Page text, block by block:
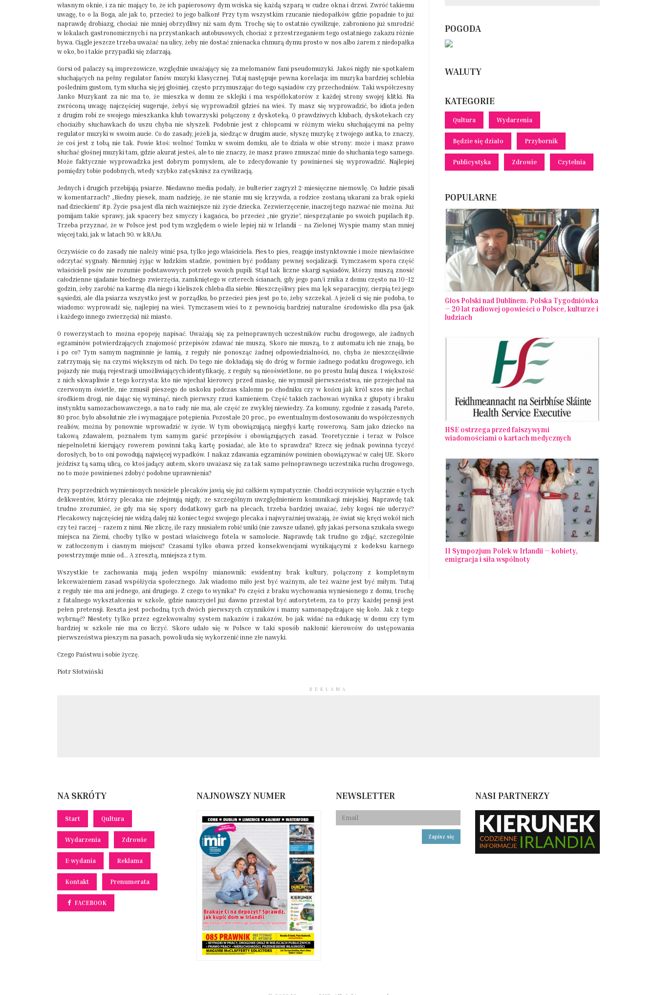
własnym oknie, i za nic mający to, że ich papierosowy dym wciska się każdą szparą w cudze okna i drzwi. Zwróć takiemu
uwagę, to o la Boga, ale jak to, przecież to jego balkon! Przy tym wszystkim rzucanie niedopałków gdzie popadnie to już
naprawdę drobiazg, chociaż nie mniej obrzydliwy niż sam dym. Trochę się to ostatnio cywilizuje, zabroniono już smrodzić
w lokalach gastronomicznych i na przystankach autobusowych, chociaż z przestrzeganiem tego ostatniego zakazu różnie
bywa. Ciągle jeszcze trzeba uważać na ulicy, żeby nie dostać znienacka chmurą dymu prosto w nos albo żarem z niedopałka
w oko, bo i takie przypadki się zdarzają.
Gorsi od palaczy są imprezowicze, względnie uważający się za melomanów fani pseudomuzyki. Jakoś nigdy nie spotkałem
słuchających na pełny regulator fanów muzyki klasycznej. Tutaj następuje pewna korelacja: im muzyka bardziej schlebia
poślednim gustom, tym słucha się jej głośniej, często przymuszając do tego sąsiadów czy przechodniów. Taki współczesny
Janko Muzykant za nic ma to, że mieszka w domu ze sklejki i ma współlokatorów z każdej strony swojej klitki. Na
zwróconą uwagę najczęściej sugeruje, żebyś się wyprowadził gdzieś na wieś. Ty masz się wyprowadzić, bo idiota jeden
z drugim robi ze swojego mieszkanka klub towarzyski połączony z dyskoteką. O prawdziwych klubach, dyskotekach czy
chociażby słuchawkach do uszu chyba nie słyszeli. Podobnie jest z chłopcami w różnym wieku słuchającymi na pełny
regulator muzyki w swoim aucie. Co do zasady, jeżeli ja, siedząc w drugim aucie, słyszę muzykę z twojego autka, to znaczy,
że coś jest z tobą nie tak. Powie ktoś: wolnoć Tomku w swoim domku, ale to działa w obie strony: może i masz prawo
słuchać głośnej muzyki tam, gdzie akurat jesteś, ale to nie znaczy, że masz prawo zmuszać mnie do słuchania tego samego.
Może faktycznie wyprowadzka jest dobrym pomysłem, ale to zdecydowanie ty powinieneś się wyprowadzić. Najlepiej
pomiędzy tobie podobnych, wtedy szybko zatęsknisz za cywilizacją.
Jednych i drugich przebijają psiarze. Niedawno media podały, że bulterier zagryzł 2-miesięczne niemowlę. Co ludzie pisali
w komentarzach? „Biedny piesek, mam nadzieję, że nie stanie mu się krzywda, a rodzice zostaną ukarani za brak opieki
nad dzieckiem” itp. Życie psa jest dla nich ważniejsze niż życie dziecka. Zezwierzęcenie, inaczej tego nazwać nie można. Już
pomijam takie sprawy, jak spacery bez smyczy i kagańca, bo przecież „nie gryzie”, niesprzątanie po swoich pupilach itp.
Trzeba przyznać, że w Polsce jest pod tym względem o wiele lepiej niż w Irlandii – na Zielonej Wyspie mamy stan mniej
więcej taki, jak w latach 90. w kRAJu.
Oczywiście co do zasady nie należy winić psa, tylko jego właściciela. Pies to pies, reaguje instynktownie i może niewłaściwe
odczytać sygnały. Niemniej żyjąc w ludzkim stadzie, powinien być poddany pewnej socjalizacji. Tymczasem spora część
właścicieli psów nie rozumie podstawowych potrzeb swoich pupili. Stąd tak liczne skargi sąsiadów, którzy muszą znosić
całodzienne ujadanie biednego zwierzęcia, zamkniętego w czterech ścianach, gdy jego pan/i znika z domu często na 10–12
godzin, żeby zarobić na karmę dla niego i kieliszek chleba dla siebie. Nieszczęśliwy pies ma lęk separacyjny, cierpią też jego
sąsiedzi, ale dla psiarza wszystko jest w porządku, bo przecież pies jest po to, żeby szczekał. A jeżeli ci się nie podoba, to
wiadomo: wyprowadź się, najlepiej na wieś. Tymczasem wieś to z pewnością bardziej naturalne środowisko dla psa (jak
i każdego innego zwierzęcia) niż miasto.
O rowerzystach to można epopeję napisać. Uważają się za pełnoprawnych uczestników ruchu drogowego, ale żadnych
egzaminów potwierdzających znajomość przepisów zdawać nie muszą. Skoro nie muszą, to z automatu ich nie znają, bo
i po co? Tym samym nagminnie je łamią, z reguły nie ponosząc żadnej odpowiedzialności, no, chyba że nieszczęśliwie
zatrzymają się na czymś większym od nich. Do tego nie dokładają się do dróg w formie żadnego podatku drogowego, ich
pojazdy nie mają rejestracji umożliwiających identyfikację, z reguły są nieoświetlone, no po prostu hulaj dusza. I większość
z nich skwapliwie z tego korzysta: kto nie wjechał kierowcy przed maskę, nie wymusił pierwszeństwa, nie przejechał na
czerwonym świetle, nie zmusił pieszego do uskoku podczas slalomu po chodniku czy w końcu jak król szos nie jechał
środkiem drogi, nie dając się wyminąć, niech pierwszy rzuci kamieniem. Część takich zachowań wynika z głupoty i braku
instynktu samozachowawczego, a na to rady nie ma, ale część ze zwykłej niewiedzy. Za komuny, zgodnie z zasadą Pareto,
80 proc. było absolutnie złe i wymagające potępienia. Pozostałe 20 proc., po ewentualnym dostosowaniu do współczesnych
realiów, można by ponownie wprowadzić w życie. W tym obowiązującą niegdyś kartę rowerową. Sam jako dziecko na
takową zdawałem, poznałem tym samym garść przepisów i obowiązujących zasad. Teoretycznie i teraz w Polsce
niepełnoletni kierujący rowerem powinni taką kartę posiadać, ale kto to sprawdza? Rzecz się jednak powinna tyczyć
dorosłych, bo to oni powodują najwięcej wypadków. I nakaz zdawania egzaminów powinien obowiązywać w całej UE. Skoro
jeździsz tą samą ulicą, co ktoś jadący autem, skoro uważasz się za tak samo pełnoprawnego uczestnika ruchu drogowego,
no to może powinieneś zdobyć podobne uprawnienia?
Przy poprzednich wymienionych nosiciele plecaków jawią się już całkiem sympatycznie. Chodzi oczywiście wyłącznie o tych
delikwentów, którzy plecaka nie zdejmują nigdy, ze szczególnym uwzględnieniem komunikacji miejskiej. Naprawdę tak
trudno zrozumieć, że gdy ma się spory dodatkowy garb na plecach, trzeba bardziej uważać, żeby kogoś nie uderzyć?
Plecakowcy najczęściej nie widzą dalej niż koniec tegoż swojego plecaka i najwyraźniej uważają, że świat się kręci wokół nich
czy też raczej – razem z nimi. Nie zliczę, ile razy musiałem robić uniki (nie zawsze udane), gdy jakaś persona szukała swego
miejsca na Ziemi, choćby tylko w postaci właściwego fotela w samolocie. Naprawdę tak trudno go zdjąć, szczególnie
w zatłoczonym i ciasnym miejscu? Czasami tylko obawa przed konsekwencjami wynikającymi z kodeksu karnego
powstrzymuje mnie od... A zresztą, mniejsza z tym.
Wszystkie te zachowania mają jeden wspólny mianownik: ewidentny brak kultury, połączony z kompletnym
lekceważeniem zasad współżycia społecznego. Jak wiadomo miło jest być ważnym, ale też ważne jest być miłym. Tutaj
z reguły nie ma ani jednego, ani drugiego. Z czego to wynika? Po części z braku wychowania wyniesionego z domu, trochę
z fatalnego wykształcenia w szkole, gdzie nauczyciel już dawno przestał być autorytetem, za to przy każdej pensji jest
pełen pretensji. Reszta jest pochodną tych dwóch pierwszych czynników i mamy samonapędzające się koło. Jak z tego
wybrnąć? Niestety tylko przez egzekwowalny system nakazów i zakazów, bo jak widać na edukację w domu czy tym
bardziej w szkole nie ma co liczyć. Skoro udało się w Polsce w taki sposób nakłonić kierowców do ustępowania
pierwszeństwa pieszym na pasach, powoli uda się wykorzenić inne złe nawyki.
Czego Państwu i sobie życzę.
Piotr Słotwiński
POGODA
WALUTY
KATEGORIE
Qultura Wydarzenia
Będzie się działo Przybornik
Publicystyka Zdrowie Czytelnia
POPULARNE
Głos Polski nad Dublinem. Polska Tygodniówka
— 20 lat radiowej opowieści o Polsce, kulturze i
ludziach
HSE ostrzega przed fałszywymi
wiadomościami o kartach medycznych
II Sympozjum Polek w Irlandii — kobiety,
emigracja i siła wspólnoty
REKLAMA
NA SKRÓTY
Start Qultura
Wydarzenia Zdrowie
E-wydania Reklama
Kontakt Prenumerata
FACEBOOK
NAJNOWSZY NUMER NEWSLETTER
Zapisz się
NASI PARTNERZY